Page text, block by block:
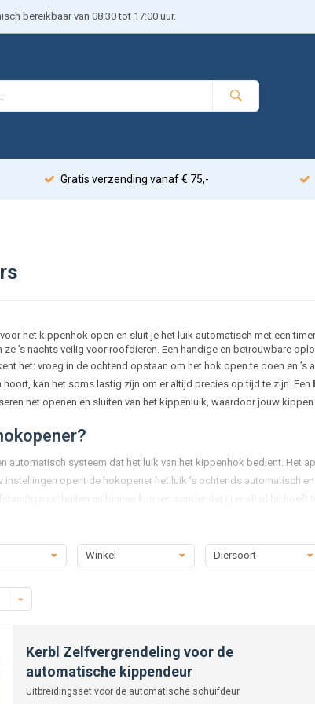
bereikbaar van 08:30 tot 17:00 uur.
Gratis verzending vanaf € 75,-
het kippenhok open en sluit je het luik automatisch met een
ze ’s nachts veilig voor roofdieren. Een handige en betrouwbare
het: vroeg in de ochtend opstaan om het hok open te doen en
kan het soms lastig zijn om er altijd precies op tijd te zijn. Een
het openen en sluiten van het kippenluik, waardoor jouw
automatisch systeem dat het luik van het kippenhok bedient. Het
instellingen opent de hokopener het luik ’s ochtends automatisch
naar buiten en binnen kunnen zonder dat jij er altijd bij hoeft te
van een automatische hokopener
en flexibiliteit
je niet meer vroeg je bed uit om de kippen los te laten of in de
dagindeling voor je kippen, wat hun welzijn bevordert.
de kippen
of marters zijn vooral ’s nachts actief. Dankzij een hokopener
maken dat jouw kippen onbeschermd achterblijven.
Winkel Diersoort
Kerbl Zelfvergrendeling voor de
automatische kippendeur
Uitbreidingsset voor de automatische schuifdeur